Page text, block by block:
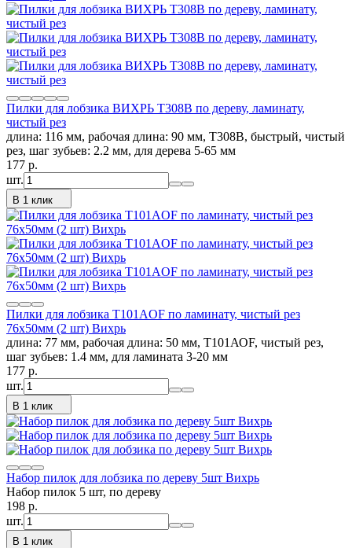
Пилки для лобзика ВИХРЬ Т308В по дереву, ламинату,
чистый рез
длина: 116 мм, рабочая длина: 90 мм, Т308В, быстрый, чистый
рез, шаг зубьев: 2.2 мм, для дерева 5-65 мм
177 p.
шт.
В 1 клик
Пилки для лобзика Т101АOF по ламинату, чистый рез
76х50мм (2 шт) Вихрь
длина: 77 мм, рабочая длина: 50 мм, Т101АОF, чистый рез,
шаг зубьев: 1.4 мм, для ламината 3-20 мм
177 p.
шт.
В 1 клик
Набор пилок для лобзика по дереву 5шт Вихрь
Набор пилок 5 шт, по дереву
198 p.
шт.
В 1 клик